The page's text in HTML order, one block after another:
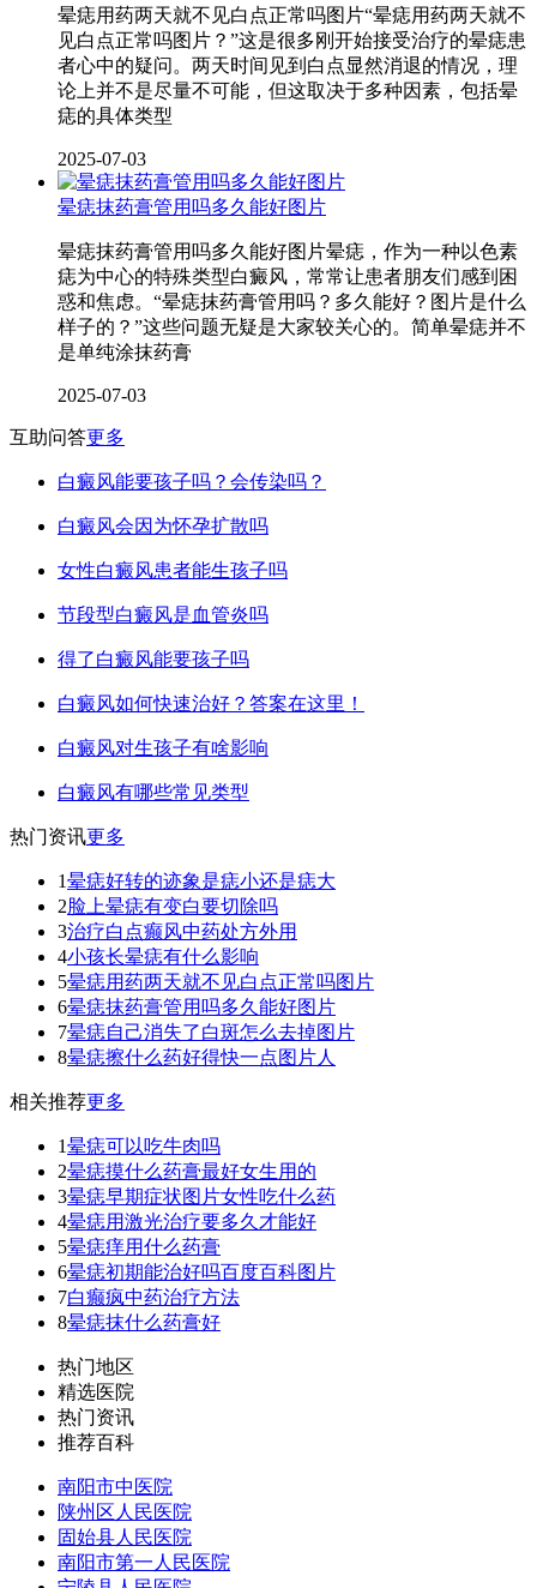
晕痣用药两天就不见白点正常吗图片“晕痣用药两天就不
见白点正常吗图片？”这是很多刚开始接受治疗的晕痣患
者心中的疑问。两天时间见到白点显然消退的情况，理
论上并不是尽量不可能，但这取决于多种因素，包括晕
痣的具体类型
2025-07-03
晕痣抹药膏管用吗多久能好图片
晕痣抹药膏管用吗多久能好图片晕痣，作为一种以色素
痣为中心的特殊类型白癜风，常常让患者朋友们感到困
惑和焦虑。“晕痣抹药膏管用吗？多久能好？图片是什么
样子的？”这些问题无疑是大家较关心的。简单晕痣并不
是单纯涂抹药膏
2025-07-03
互助问答更多
白癜风能要孩子吗？会传染吗？
白癜风会因为怀孕扩散吗
女性白癜风患者能生孩子吗
节段型白癜风是血管炎吗
得了白癜风能要孩子吗
白癜风如何快速治好？答案在这里！
白癜风对生孩子有啥影响
白癜风有哪些常见类型
热门资讯更多
1晕痣好转的迹象是痣小还是痣大
2脸上晕痣有变白要切除吗
3治疗白点癫风中药处方外用
4小孩长晕痣有什么影响
5晕痣用药两天就不见白点正常吗图片
6晕痣抹药膏管用吗多久能好图片
7晕痣自己消失了白斑怎么去掉图片
8晕痣擦什么药好得快一点图片人
相关推荐更多
1晕痣可以吃牛肉吗
2晕痣摸什么药膏最好女生用的
3晕痣早期症状图片女性吃什么药
4晕痣用激光治疗要多久才能好
5晕痣痒用什么药膏
6晕痣初期能治好吗百度百科图片
7白癫疯中药治疗方法
8晕痣抹什么药膏好
热门地区
精选医院
热门资讯
推荐百科
南阳市中医院
陕州区人民医院
固始县人民医院
南阳市第一人民医院